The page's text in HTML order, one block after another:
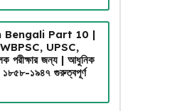
Bengali Part 10 |
UPSC,
পরীক্ষার জন্য | আধুনিক
১৯৪৭ গুরুত্বপূর্ণ